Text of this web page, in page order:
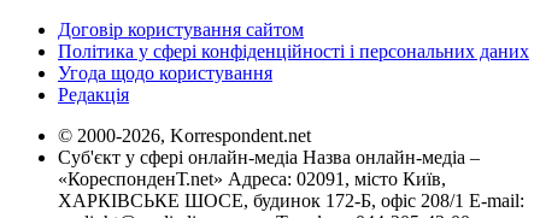
Договір користування сайтом
Політика у сфері конфіденційності і персональних даних
Угода щодо користування
Редакція
© 2000-2026, Korrespondent.net
Суб'єкт у сфері онлайн-медіа Назва онлайн-медіа –
«КореспонденТ.net» Адреса: 02091, місто Київ,
ХАРКІВСЬКЕ ШОСЕ, будинок 172-Б, офіс 208/1 E-mail: